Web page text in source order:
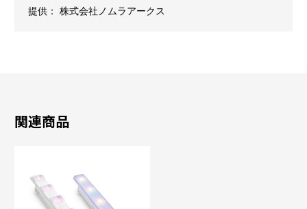
提供： 株式会社ノムラアークス
関連商品